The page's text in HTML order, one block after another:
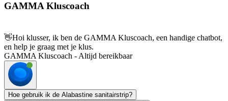
GAMMA Kluscoach
👋Hoi klusser, ik ben de GAMMA Kluscoach, een handige chatbot,
en help je graag met je klus.
GAMMA Kluscoach - Altijd bereikbaar
Hoe gebruik ik de Alabastine sanitairstrip?